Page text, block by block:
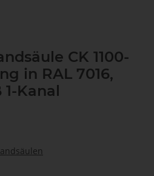
CK 1100-
in RAL 7016,
Kanal